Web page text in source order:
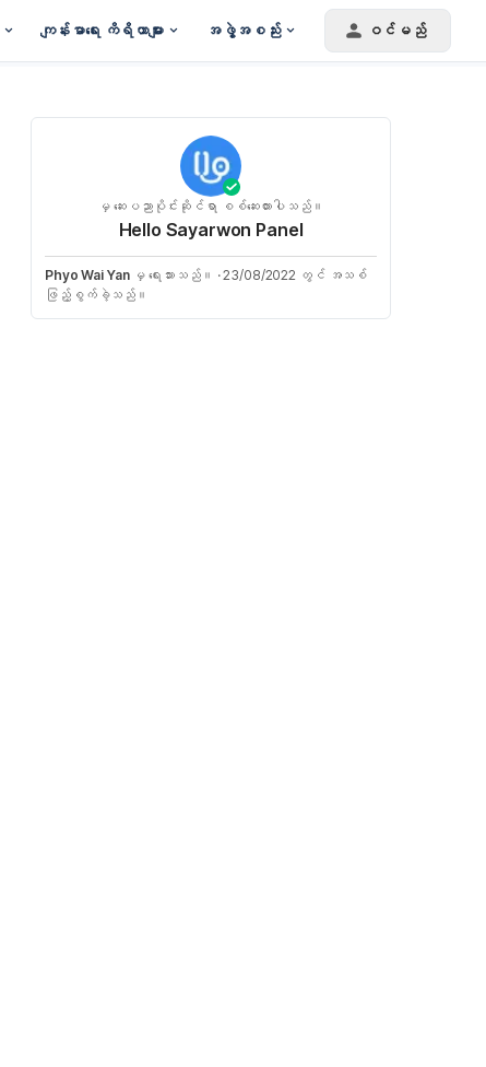
ကျန်းမာရေး ကိရိယာများ အဖွဲ့အစည်း ဝင်မည်
မှ ဆေးပညာပိုင်းဆိုင်ရာ စစ်ဆေးထားပါသည်။
Hello Sayarwon Panel
Phyo Wai Yanမှ ရေးသားသည်။ ·23/08/2022 တွင် အသစ်
ဖြည့်စွက်ခဲ့သည်။